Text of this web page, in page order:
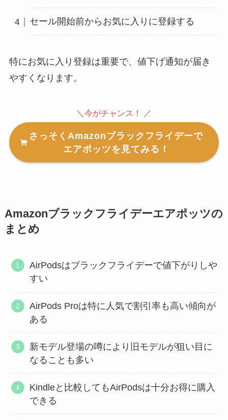
セール開始前からお気に入りに登録する
特にお気に入り登録は重要で、値下げ通知が届き
やすくなります。
＼今がチャンス！ ／
さっそくAmazonブラックフライデーで
エアポッツを見てみる！
Amazonブラックフライデーエアポッツの
まとめ
AirPodsはブラックフライデーで値下がりしや
すい
AirPods Proは特に人気で割引率も高い傾向が
ある
新モデル登場の噂により旧モデルが狙い目に
なることも多い
Kindleと比較してもAirPodsは十分お得に購入
できる